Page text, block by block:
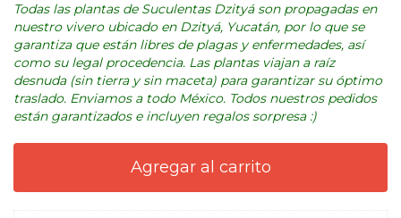
Todas las plantas de Suculentas Dzityá son propagadas en
nuestro vivero ubicado en Dzityá, Yucatán, por lo que se
garantiza que están libres de plagas y enfermedades, así
como su legal procedencia. Las plantas viajan a raíz
desnuda (sin tierra y sin maceta) para garantizar su óptimo
traslado. Enviamos a todo México. Todos nuestros pedidos
están garantizados e incluyen regalos sorpresa :)